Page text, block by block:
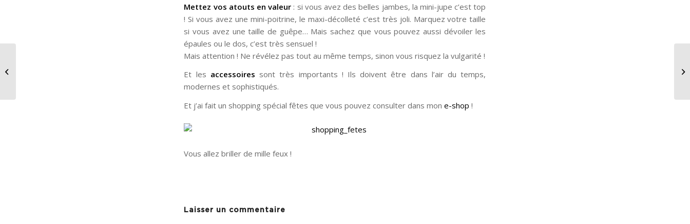
Mettez vos atouts en valeur : si vous avez des belles jambes, la mini-jupe c’est top
! Si vous avez une mini-poitrine, le maxi-décolleté c’est très joli. Marquez votre taille
si vous avez une taille de guêpe… Mais sachez que vous pouvez aussi dévoiler les
épaules ou le dos, c’est très sensuel !
Mais attention ! Ne révélez pas tout au même temps, sinon vous risquez la vulgarité !
Et les accessoires sont très importants ! Ils doivent être dans l’air du temps,
modernes et sophistiqués.
Et j’ai fait un shopping spécial fêtes que vous pouvez consulter dans mone-shop !
Vous allez briller de mille feux !
Laisser un commentaire